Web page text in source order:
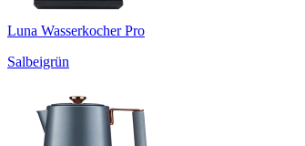
Luna Wasserkocher Pro
Salbeigrün